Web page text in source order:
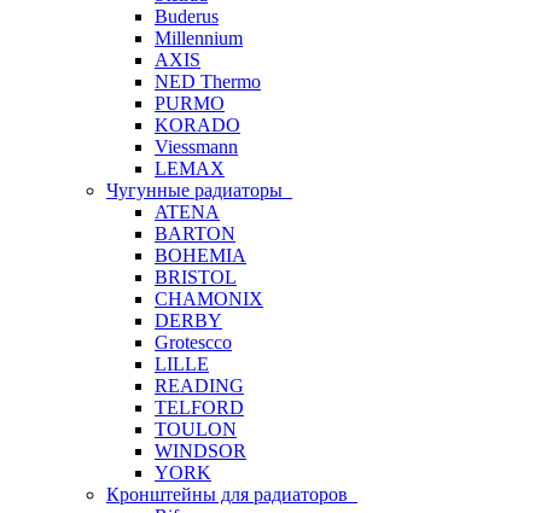
Buderus
Millennium
AXIS
NED Thermo
PURMO
KORADO
Viessmann
LEMAX
Чугунные радиаторы
ATENA
BARTON
BOHEMIA
BRISTOL
CHAMONIX
DERBY
Grotescco
LILLE
READING
TELFORD
TOULON
WINDSOR
YORK
Кронштейны для радиаторов